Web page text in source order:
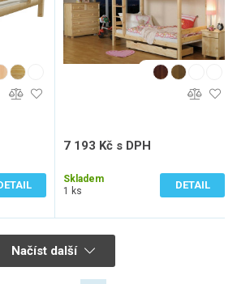
7 193 Kč s DPH
Skladem
1 ks
DETAIL
Načíst další